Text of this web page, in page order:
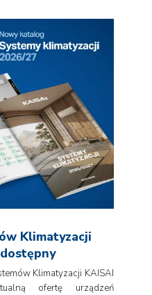
Klimatyzacji
Klimatyzacji KAISAI
ofertę urządzeń